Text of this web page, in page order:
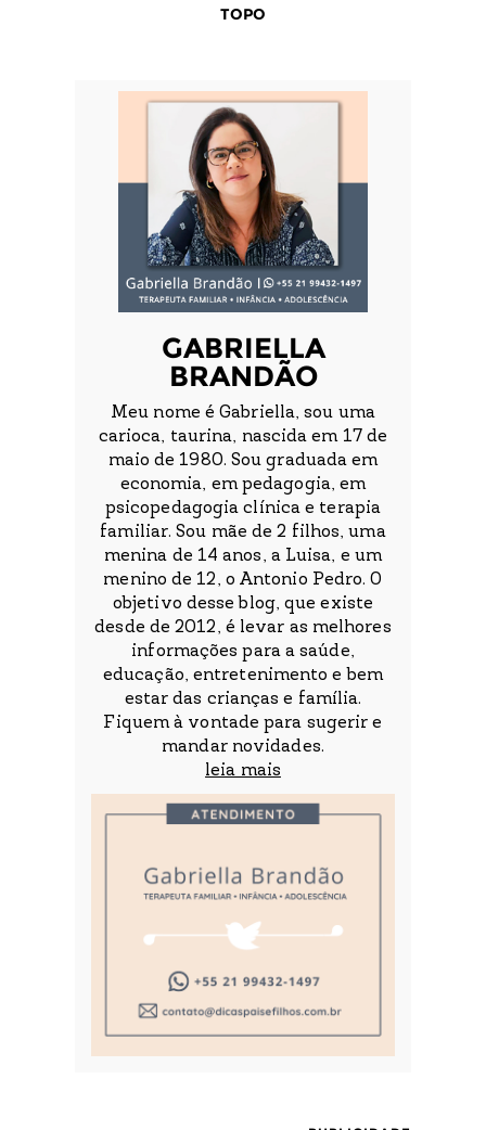
TOPO
GABRIELLA
BRANDÃO
Meu nome é Gabriella, sou uma
carioca, taurina, nascida em 17 de
maio de 1980. Sou graduada em
economia, em pedagogia, em
psicopedagogia clínica e terapia
familiar. Sou mãe de 2 filhos, uma
menina de 14 anos, a Luisa, e um
menino de 12, o Antonio Pedro. O
objetivo desse blog, que existe
desde de 2012, é levar as melhores
informações para a saúde,
educação, entretenimento e bem
estar das crianças e família.
Fiquem à vontade para sugerir e
mandar novidades.
leia mais